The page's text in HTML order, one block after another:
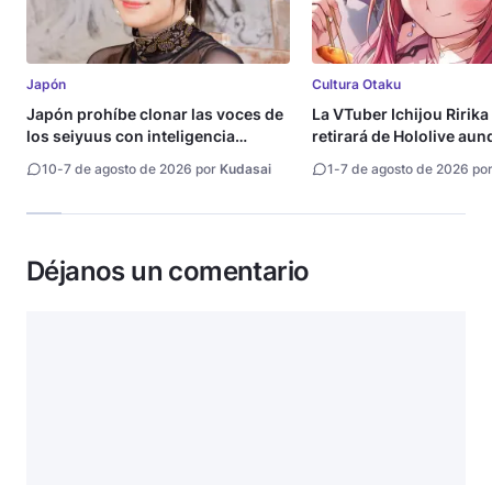
Japón
Japón prohíbe clonar las voces de
los seiyuus con inteligencia
10-7 de agosto de 2026 por Kudasai
Cultura Otaku
La VTuber Ichijou Ririka
retirará de Hololive
1-7 de agosto de 2026
Déjanos un comentario